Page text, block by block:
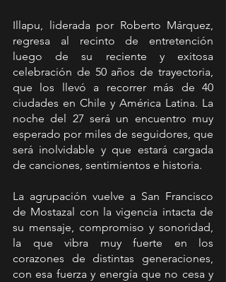
Illapu, liderada por Roberto Márquez,
regresa al recinto de entretención
luego de su reciente y exitosa
celebración de 50 años de trayectoria,
que los llevó a recorrer más de 40
ciudades en Chile y América Latina. La
noche del 27 será un encuentro muy
esperado por miles de seguidores, que
será inolvidable y que estará cargada
de canciones, sentimientos e historia.
La agrupación vuelve a San Francisco
de Mostazal con la vigencia intacta de
su mensaje, compromiso y sonoridad,
la que vibra muy fuerte en los
corazones de distintas generaciones,
con esa fuerza y energía que no cesa y